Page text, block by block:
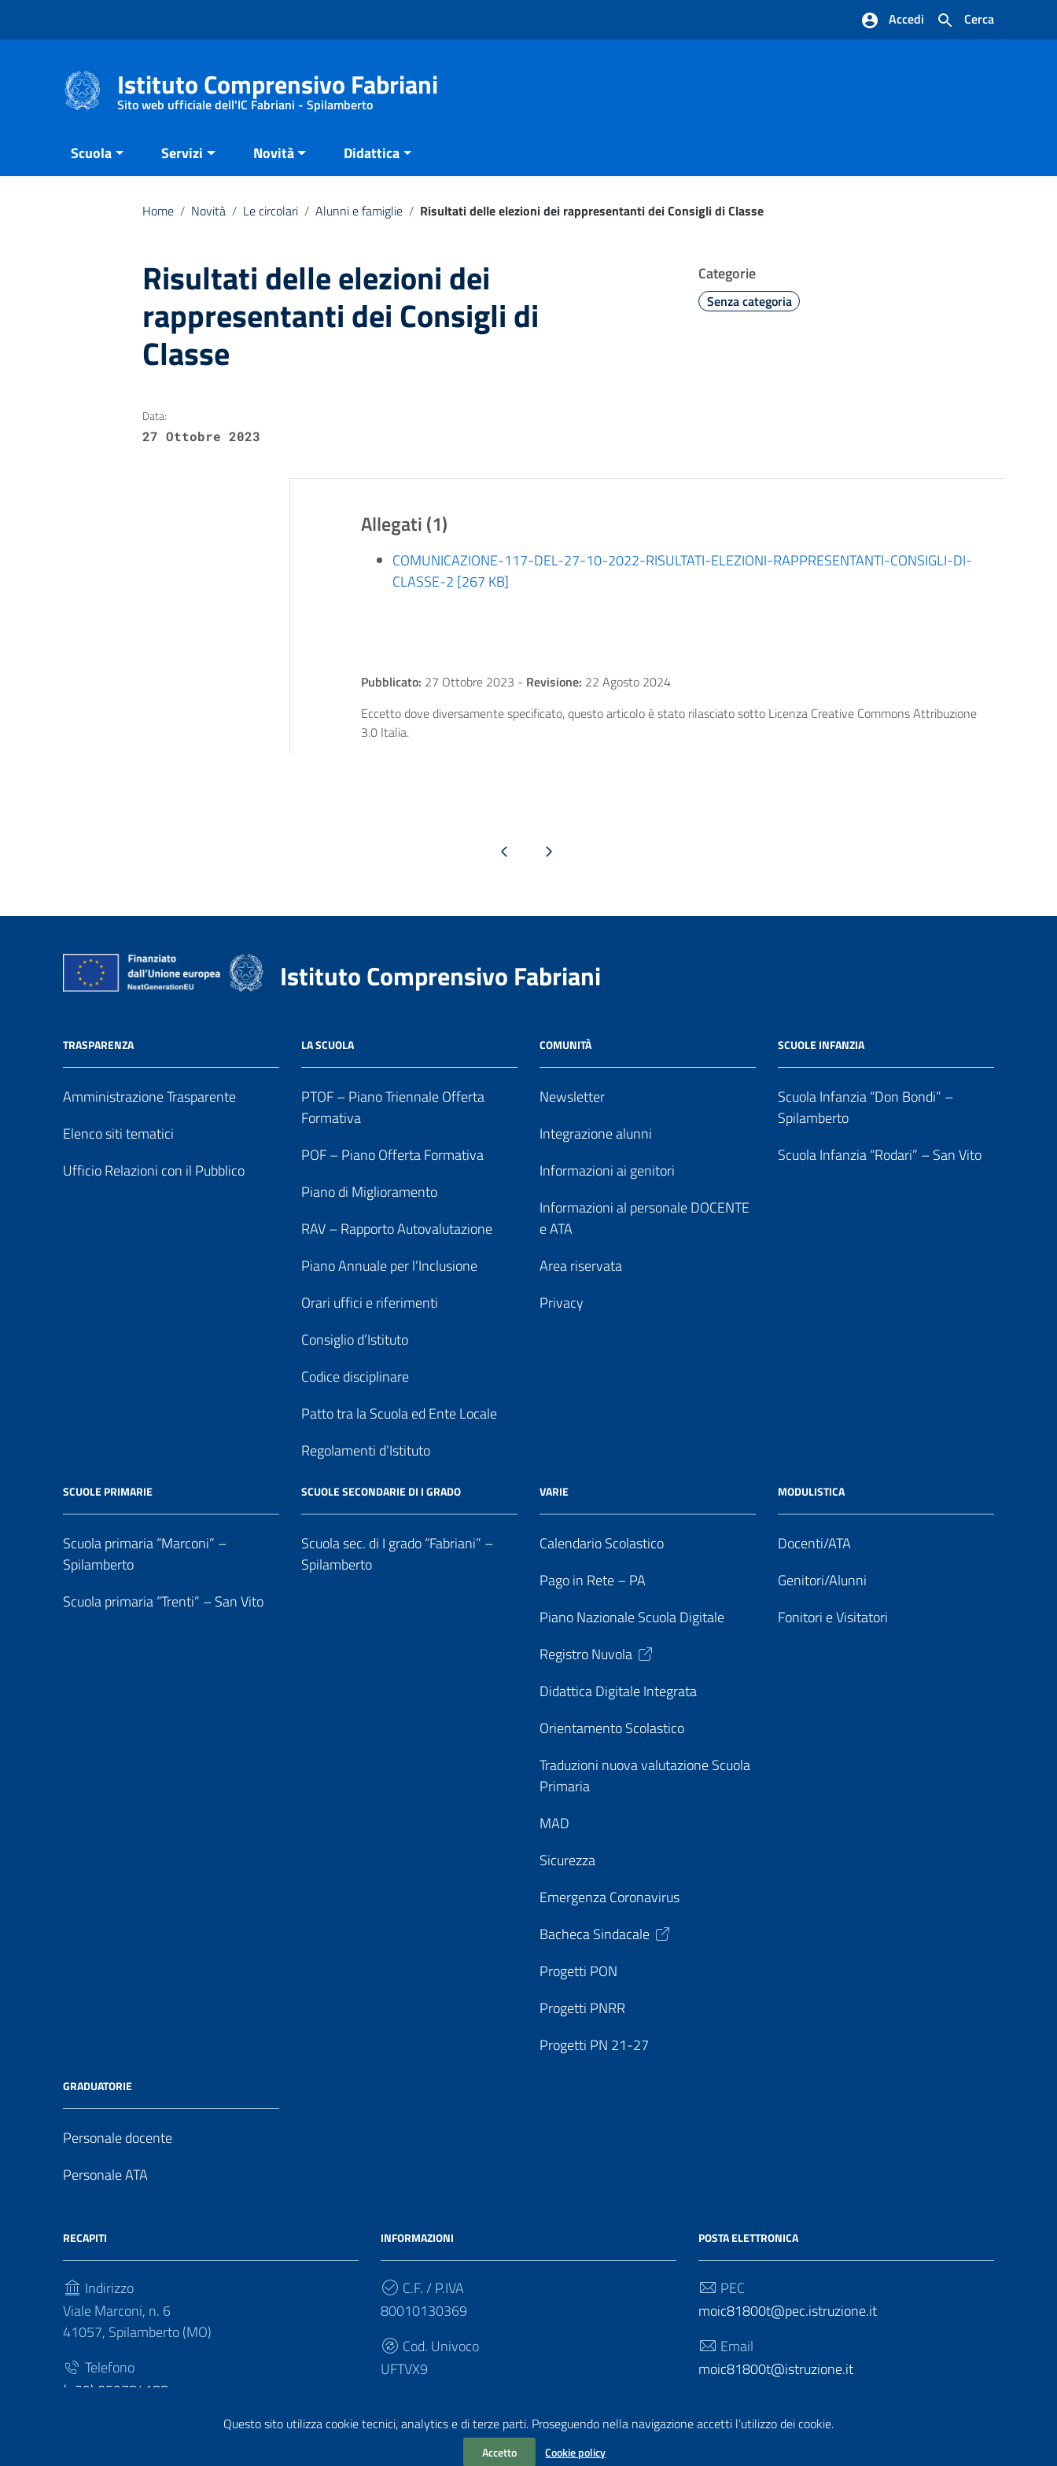
Questo sito utilizza cookie tecnici, analytics e di terze parti. Proseguendo nella navigazione accetti l’utilizzo dei cookie.
Accetto Cookie policy
Cerca
Accedi
Istituto Comprensivo Fabriani
Sito web ufficiale dell'IC Fabriani - Spilamberto
Scuola Servizi Novità Didattica
Home / Novità / Le circolari / Alunni e famiglie / Risultati delle elezioni dei rappresentanti dei Consigli di Classe
Risultati delle elezioni dei
rappresentanti dei Consigli di
Classe
Categorie
Senza categoria
Data:
27 Ottobre 2023
Allegati (1)
COMUNICAZIONE-117-DEL-27-10-2022-RISULTATI-ELEZIONI-RAPPRESENTANTI-CONSIGLI-DI-
CLASSE-2 [267 KB]
Pubblicato: 27 Ottobre 2023 - Revisione: 22 Agosto 2024
Eccetto dove diversamente specificato, questo articolo è stato rilasciato sotto Licenza Creative Commons Attribuzione
3.0 Italia.
Pagina precedentePagina successiva
Istituto Comprensivo Fabriani
TRASPARENZA
Amministrazione Trasparente
Elenco siti tematici
Ufficio Relazioni con il Pubblico
LA SCUOLA
PTOF – Piano Triennale Offerta
Formativa
POF – Piano Offerta Formativa
Piano di Miglioramento
RAV – Rapporto Autovalutazione
Piano Annuale per l’Inclusione
Orari uffici e riferimenti
Consiglio d’Istituto
Codice disciplinare
Patto tra la Scuola ed Ente Locale
Regolamenti d’Istituto
COMUNITÀ
Newsletter
Integrazione alunni
Informazioni ai genitori
Informazioni al personale DOCENTE
e ATA
Area riservata
Privacy
SCUOLE INFANZIA
Scuola Infanzia “Don Bondi” –
Spilamberto
Scuola Infanzia “Rodari” – San Vito
SCUOLE PRIMARIE
Scuola primaria “Marconi” –
Spilamberto
Scuola primaria “Trenti” – San Vito
SCUOLE SECONDARIE DI I GRADO
Scuola sec. di I grado “Fabriani” –
Spilamberto
VARIE
Calendario Scolastico
Pago in Rete – PA
Piano Nazionale Scuola Digitale
Registro Nuvola
Didattica Digitale Integrata
Orientamento Scolastico
Traduzioni nuova valutazione Scuola
Primaria
MAD
Sicurezza
Emergenza Coronavirus
Bacheca Sindacale
Progetti PON
Progetti PNRR
Progetti PN 21-27
MODULISTICA
Docenti/ATA
Genitori/Alunni
Fonitori e Visitatori
GRADUATORIE
Personale docente
Personale ATA
RECAPITI
Indirizzo
Viale Marconi, n. 6
41057, Spilamberto (MO)
Telefono
(+39) 059784188
INFORMAZIONI
C.F. / P.IVA
80010130369
Cod. Univoco
UFTVX9
POSTA ELETTRONICA
PEC
moic81800t@pec.istruzione.it
Email
moic81800t@istruzione.it